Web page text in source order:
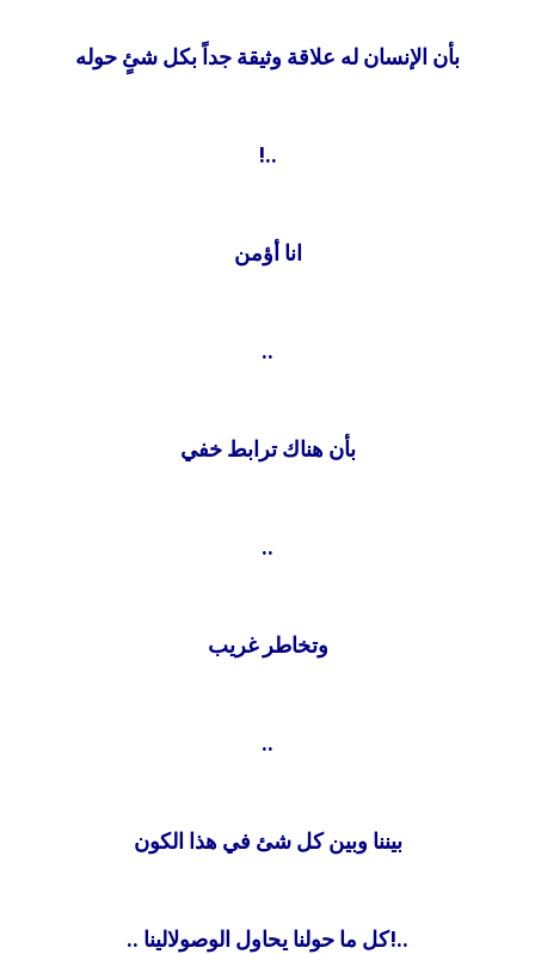
بأن الإنسان له علاقة وثيقة جداً بكل شئٍ حوله
..!
انا أؤمن
..
بأن هناك ترابط خفي
..
وتخاطر غريب
..
بيننا وبين كل شئ في هذا الكون
..!كل ما حولنا يحاول الوصولالينا..